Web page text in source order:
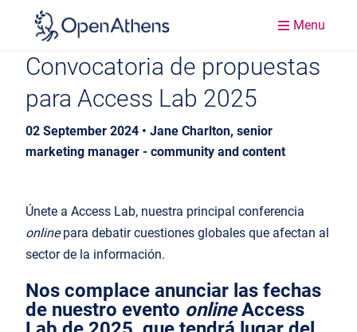
Menu
Convocatoria de propuestas
para Access Lab 2025
02 September 2024 • Jane Charlton, senior
marketing manager - community and content
Únete a Access Lab, nuestra principal conferencia
onlinepara debatir cuestiones globales que afectan al
sector de la información.
Nos complace anunciar las fechas
de nuestro evento onlineAccess